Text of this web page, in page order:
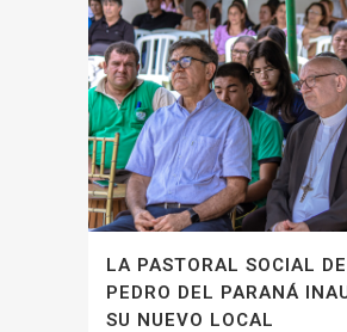
LA PASTORAL SOCIAL
PEDRO DEL PARANÁ
SU NUEVO LOCAL